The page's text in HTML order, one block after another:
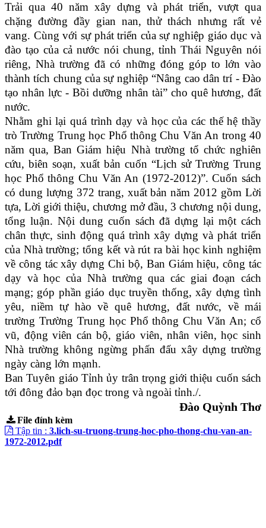
Trải qua 40 năm xây dựng và phát triển, vượt qua
chặng đường đầy gian nan, thử thách nhưng rất vẻ
vang. Cùng với sự phát triển của sự nghiệp giáo dục và
đào tạo của cả nước nói chung, tỉnh Thái Nguyên nói
riêng, Nhà trường đã có những đóng góp to lớn vào
thành tích chung của sự nghiệp “Nâng cao dân trí - Đào
tạo nhân lực - Bồi dưỡng nhân tài” cho quê hương, đất
nước.
Nhằm ghi lại quá trình dạy và học của các thế hệ thầy
trò Trường Trung học Phổ thông Chu Văn An trong 40
năm qua, Ban Giám hiệu Nhà trường tổ chức nghiên
cứu, biên soạn, xuất bản cuốn “Lịch sử Trường Trung
học Phổ thông Chu Văn An (1972-2012)”. Cuốn sách
có dung lượng 372 trang, xuất bản năm 2012 gồm Lời
tựa, Lời giới thiệu, chương mở đầu, 3 chương nội dung,
tổng luận. Nội dung cuốn sách đã dựng lại một cách
chân thực, sinh động quá trình xây dựng và phát triển
của Nhà trường; tổng kết và rút ra bài học kinh nghiệm
về công tác xây dựng Chi bộ, Ban Giám hiệu, công tác
dạy và học của Nhà trường qua các giai đoạn cách
mạng; góp phần giáo dục truyền thống, xây dựng tình
yêu, niềm tự hào về quê hương, đất nước, về mái
trường Trường Trung học Phổ thông Chu Văn An; cổ
vũ, động viên cán bộ, giáo viên, nhân viên, học sinh
Nhà trường không ngừng phấn đấu xây dựng trường
ngày càng lớn mạnh.
Ban Tuyên giáo Tỉnh ủy trân trọng giới thiệu cuốn sách
tới đông đảo bạn đọc trong và ngoài tỉnh./.
Đào Quỳnh Thơ
File đính kèm
Tập tin : 3.lich-su-truong-trung-hoc-pho-thong-chu-van-an-
1972-2012.pdf